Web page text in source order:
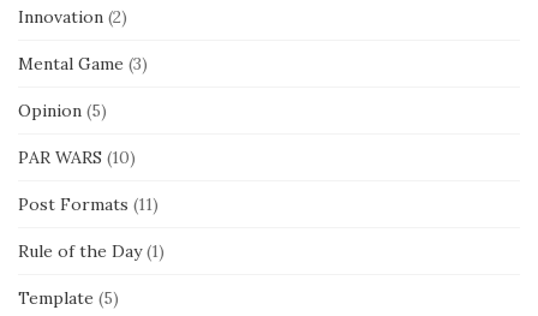
Innovation (2)
Mental Game (3)
Opinion (5)
PAR WARS (10)
Post Formats (11)
Rule of the Day(1)
Template (5)